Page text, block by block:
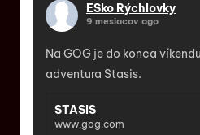
ESko Rýchlovky
9 mesiacov ago
Na GOG je do konca
adventura Stasis.
STASIS
www.gog.com